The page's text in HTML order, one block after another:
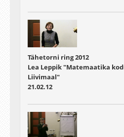
Tähetorni ring 2012
Lea Leppik "Matemaatika
Liivimaal"
21.02.12